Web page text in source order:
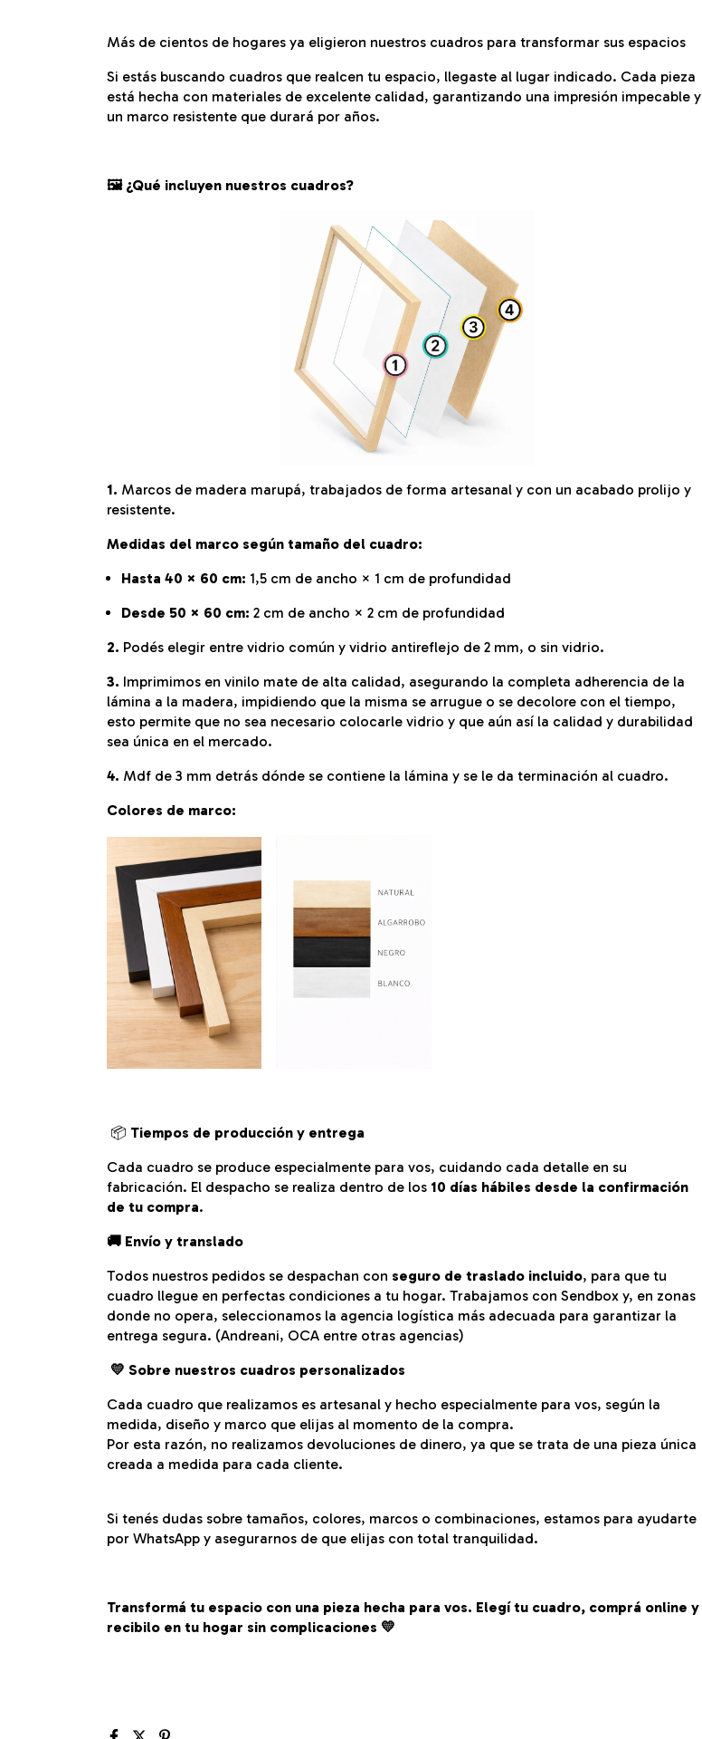
Más de cientos de hogares ya eligieron nuestros cuadros para transformar sus espacios
Si estás buscando cuadros que realcen tu espacio, llegaste al lugar indicado. Cada pieza
está hecha con materiales de excelente calidad, garantizando una impresión impecable y
un marco resistente que durará por años.
🖼️ ¿Qué incluyen nuestros cuadros?
1. Marcos de madera marupá, trabajados de forma artesanal y con un acabado prolijo y
resistente.
Medidas del marco según tamaño del cuadro:
Hasta 40 × 60 cm: 1,5 cm de ancho × 1 cm de profundidad
Desde 50 × 60 cm: 2 cm de ancho × 2 cm de profundidad
2. Podés elegir entre vidrio común y vidrio antireflejo de 2 mm, o sin vidrio.
3. Imprimimos en vinilo mate de alta calidad, asegurando la completa adherencia de la
lámina a la madera, impidiendo que la misma se arrugue o se decolore con el tiempo,
esto permite que no sea necesario colocarle vidrio y que aún así la calidad y durabilidad
sea única en el mercado.
4. Mdf de 3 mm detrás dónde se contiene la lámina y se le da terminación al cuadro.
Colores de marco:
📦 Tiempos de producción y entrega
Cada cuadro se produce especialmente para vos, cuidando cada detalle en su
fabricación. El despacho se realiza dentro de los 10 días hábiles desde la confirmación
de tu compra.
🚚 Envío y translado
Todos nuestros pedidos se despachan con seguro de traslado incluido, para que tu
cuadro llegue en perfectas condiciones a tu hogar. Trabajamos con Sendbox y, en zonas
donde no opera, seleccionamos la agencia logística más adecuada para garantizar la
entrega segura. (Andreani, OCA entre otras agencias)
💛 Sobre nuestros cuadros personalizados
Cada cuadro que realizamos es artesanal y hecho especialmente para vos, según la
medida, diseño y marco que elijas al momento de la compra.
Por esta razón, no realizamos devoluciones de dinero, ya que se trata de una pieza única
creada a medida para cada cliente.
Si tenés dudas sobre tamaños, colores, marcos o combinaciones, estamos para ayudarte
por WhatsApp y asegurarnos de que elijas con total tranquilidad.
Transformá tu espacio con una pieza hecha para vos. Elegí tu cuadro, comprá online y
recibilo en tu hogar sin complicaciones 💛